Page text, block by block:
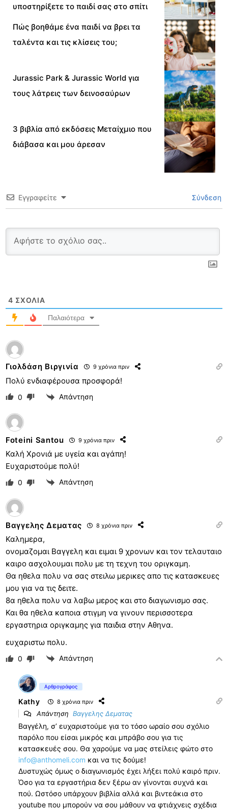
υποστηρίξετε το παιδί σας στο σπίτι
Πώς βοηθάμε ένα παιδί να βρει τα
ταλέντα και τις κλίσεις του;
Jurassic Park & Jurassic World για
τους λάτρεις των δεινοσαύρων
3 βιβλία από εκδόσεις Μεταίχμιο που
διάβασα και μου άρεσαν
Εγγραφείτε Σύνδεση
4 ΣΧΌΛΙΑ
Παλαιότερα
Γιολδάση Βιργινία 9 χρόνια πριν
Πολύ ενδιαφέρουσα προσφορά!
0 Απάντηση
Foteini Santou 9 χρόνια πριν
Καλή Χρονιά με υγεία και αγάπη!
Ευχαριστούμε πολύ!
0 Απάντηση
Βαγγελης Δεματας 8 χρόνια πριν
Καλημερα,
ονομαζομαι Βαγγελη και ειμαι 9 χρονων και τον τελαυταιο
καιρο ασχολουμαι πολυ με τη τεχνη του οριγκαμη.
Θα ηθελα πολυ να σας στειλω μερικες απο τις κατασκευες
μου για να τις δειτε.
8α ηθελα πολυ να λαβω μερος και στο διαγωνισμο σας.
Και θα ηθελα καποια στιγμη να γινουν περισσοτερα
εργαστηρια οριγκαμης για παιδια στην Αθηνα.
ευχαριστω πολυ.
0 Απάντηση
Αρθρογράφος
Kathy 8 χρόνια πριν
Απάντηση Βαγγελης Δεματας
Βαγγέλη, σ’ ευχαριστούμε για το τόσο ωραίο σου σχόλιο
παρόλο που είσαι μικρός και μπράβο σου για τις
κατασκευές σου. Θα χαρούμε να μας στείλεις φώτο στο
info@anthomeli.com και να τις δούμε!
Δυστυχώς όμως ο διαγωνισμός έχει λήξει πολύ καιρό πριν.
Όσο για τα εργαστήρια δεν ξέρω αν γίνονται συχνά και
πού. Ωστόσο υπάρχουν βιβλία αλλά και βιντεάκια στο
youtube που μπορούν να σου μάθουν να φτιάχνεις σχέδια